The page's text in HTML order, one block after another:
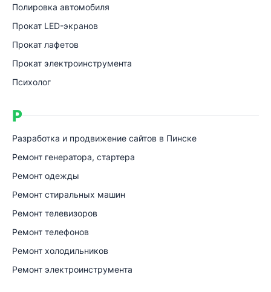
Полировка автомобиля
Прокат LED-экранов
Прокат лафетов
Прокат электроинструмента
Психолог
Р
Разработка и продвижение сайтов в Пинске
Ремонт генератора, стартера
Ремонт одежды
Ремонт стиральных машин
Ремонт телевизоров
Ремонт телефонов
Ремонт холодильников
Ремонт электроинструмента